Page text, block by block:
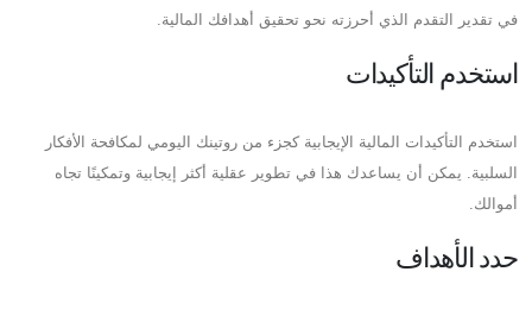
في تقدير التقدم الذي أحرزته نحو تحقيق أهدافك المالية.
استخدم التأكيدات
استخدم التأكيدات المالية الإيجابية كجزء من روتينك اليومي لمكافحة الأفكار
السلبية. يمكن أن يساعدك هذا في تطوير عقلية أكثر إيجابية وتمكينًا تجاه
أموالك.
حدد الأهداف